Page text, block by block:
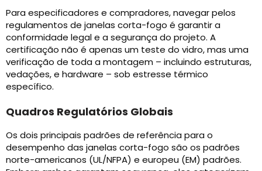
Para especificadores e compradores, navegar pelos
regulamentos de janelas corta-fogo é garantir a
conformidade legal e a segurança do projeto. A
certificação não é apenas um teste do vidro, mas uma
verificação de toda a montagem – incluindo estruturas,
vedações, e hardware – sob estresse térmico
específico.
Quadros Regulatórios Globais
Os dois principais padrões de referência para o
desempenho das janelas corta-fogo são os padrões
norte-americanos (UL/NFPA) e europeu (EM) padrões.